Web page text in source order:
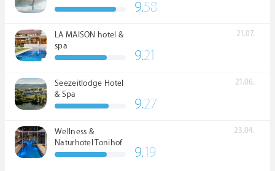
*****
9.58
LA MAISON hotel &
spa
21.07.
9.21
Seezeitlodge Hotel
& Spa
21.06.
9.27
Wellness &
Naturhotel Tonihof
****S
23.04.
9.19